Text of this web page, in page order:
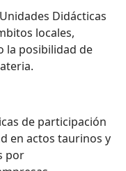
Didácticas
locales,
la posibilidad de
de participación
en actos taurinos y
por